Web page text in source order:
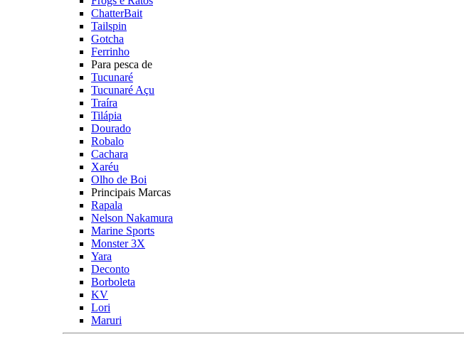
ChatterBait
Tailspin
Gotcha
Ferrinho
Para pesca de
Tucunaré
Tucunaré Açu
Traíra
Tilápia
Dourado
Robalo
Cachara
Xaréu
Olho de Boi
Principais Marcas
Rapala
Nelson Nakamura
Marine Sports
Monster 3X
Yara
Deconto
Borboleta
KV
Lori
Maruri